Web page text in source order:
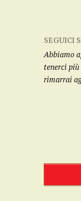
SEGUICI
Abbiamo
tenerci
rimarrai